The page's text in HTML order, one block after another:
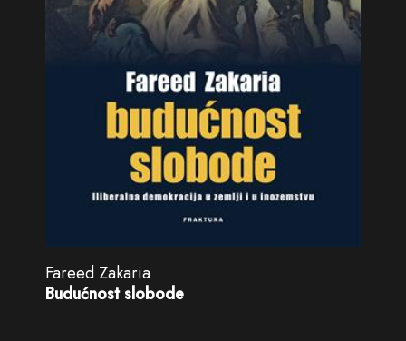
Fareed Zakaria
Budućnost slobode